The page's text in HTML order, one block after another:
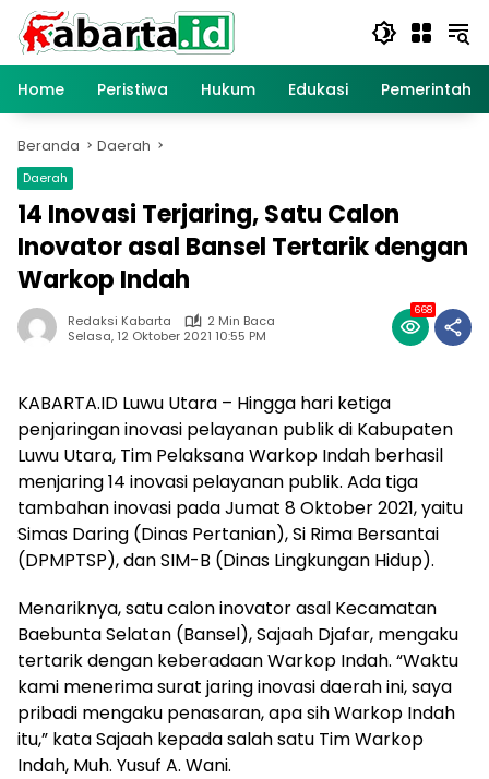
Langsung
konten
Home
Peristiwa Hukum Edukasi
Beranda Daerah
Daerah
14 Inovasi Terjaring, Satu Calon
Inovator asal Bansel Tertarik dengan
Warkop Indah
Redaksi Kabarta
2 Min Baca
Selasa, 12 Oktober 2021 10:55 PM
668
KABARTA.ID Luwu Utara – Hingga hari ketiga
penjaringan inovasi pelayanan publik di Kabupaten
Luwu Utara, Tim Pelaksana Warkop Indah berhasil
menjaring 14 inovasi pelayanan publik. Ada tiga
tambahan inovasi pada Jumat 8 Oktober 2021, yaitu
Simas Daring (Dinas Pertanian), Si Rima Bersantai
(DPMPTSP), dan SIM-B (Dinas Lingkungan Hidup).
Menariknya, satu calon inovator asal Kecamatan
Baebunta Selatan (Bansel), Sajaah Djafar, mengaku
tertarik dengan keberadaan Warkop Indah. “Waktu
kami menerima surat jaring inovasi daerah ini, saya
pribadi mengaku penasaran, apa sih Warkop Indah
itu,” kata Sajaah kepada salah satu Tim Warkop
Indah, Muh. Yusuf A. Wani.